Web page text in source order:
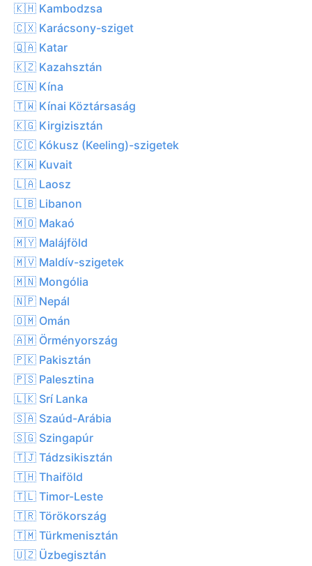
🇰🇭 Kambodzsa
🇨🇽 Karácsony-sziget
🇶🇦 Katar
🇰🇿 Kazahsztán
🇨🇳 Kína
🇹🇼 Kínai Köztársaság
🇰🇬 Kirgizisztán
🇨🇨 Kókusz (Keeling)-szigetek
🇰🇼 Kuvait
🇱🇦 Laosz
🇱🇧 Libanon
🇲🇴 Makaó
🇲🇾 Malájföld
🇲🇻 Maldív-szigetek
🇲🇳 Mongólia
🇳🇵 Nepál
🇴🇲 Omán
🇦🇲 Örményország
🇵🇰 Pakisztán
🇵🇸 Palesztina
🇱🇰 Srí Lanka
🇸🇦 Szaúd-Arábia
🇸🇬 Szingapúr
🇹🇯 Tádzsikisztán
🇹🇭 Thaiföld
🇹🇱 Timor-Leste
🇹🇷 Törökország
🇹🇲 Türkmenisztán
🇺🇿 Üzbegisztán